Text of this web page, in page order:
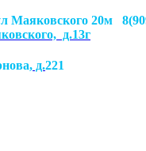
Маяковского 20м
д.13г
, д.221